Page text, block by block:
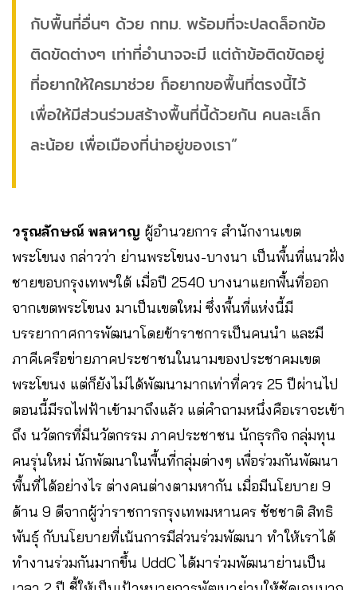
กับพื้นที่อื่นๆ ด้วย กทม. พร้อมที่จะปลดล็อกข้อ
ติดขัดต่างๆ เท่าที่อำนาจจะมี แต่ถ้าข้อติดขัดอยู่
ที่อยากให้ใครมาช่วย ก็อยากขอพื้นที่ตรงนี้ไว้
เพื่อให้มีส่วนร่วมสร้างพื้นที่นี้ด้วยกัน คนละเล็ก
ละน้อย เพื่อเมืองที่น่าอยู่ของเรา”
วรุณลักษณ์ พลหาญ ผู้อำนวยการ สำนักงานเขต
พระโขนง กล่าวว่า ย่านพระโขนง-บางนา เป็นพื้นที่แนวฝั่ง
ชายขอบกรุงเทพฯใต้ เมื่อปี 2540 บางนาแยกพื้นที่ออก
จากเขตพระโขนง มาเป็นเขตใหม่ ซึ่งพื้นที่แห่งนี้มี
บรรยากาศการพัฒนาโดยข้าราชการเป็นคนนำ และมี
ภาคีเครือข่ายภาคประชาชนในนามของประชาคมเขต
พระโขนง แต่ก็ยังไม่ได้พัฒนามากเท่าที่ควร 25 ปีผ่านไป
ตอนนี้มีรถไฟฟ้าเข้ามาถึงแล้ว แต่คำถามหนึ่งคือเราจะเข้า
ถึง นวัตกรที่มีนวัตกรรม ภาคประชาชน นักธุรกิจ กลุ่มทุน
คนรุ่นใหม่ นักพัฒนาในพื้นที่กลุ่มต่างๆ เพื่อร่วมกันพัฒนา
พื้นที่ได้อย่างไร ต่างคนต่างตามหากัน เมื่อมีนโยบาย 9
ด้าน 9 ดีจากผู้ว่าราชการกรุงเทพมหานคร ชัชชาติ สิทธิ
พันธุ์ กับนโยบายที่เน้นการมีส่วนร่วมพัฒนา ทำให้เราได้
ทำงานร่วมกันมากขึ้น UddC ได้มาร่วมพัฒนาย่านเป็น